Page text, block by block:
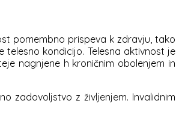
pomembno prispeva k zdravju, tako
telesno kondicijo. Telesna aktivnost je
nagnjene h kroničnim obolenjem in
zadovoljstvo z življenjem. Invalidnim